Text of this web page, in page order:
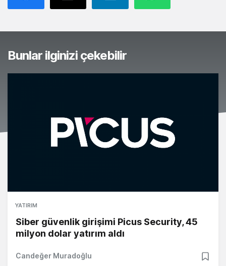
Bunlar ilginizi çekebilir
YATIRIM
Siber güvenlik girişimi Picus Security, 45
milyon dolar yatırım aldı
Candeğer Muradoğlu